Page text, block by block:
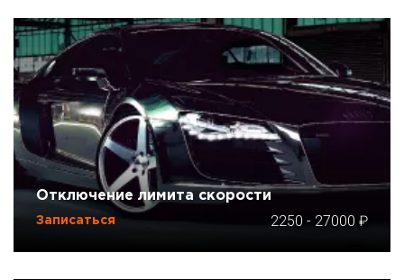
Отключение лимита скорости
Записаться 2250 - 27000